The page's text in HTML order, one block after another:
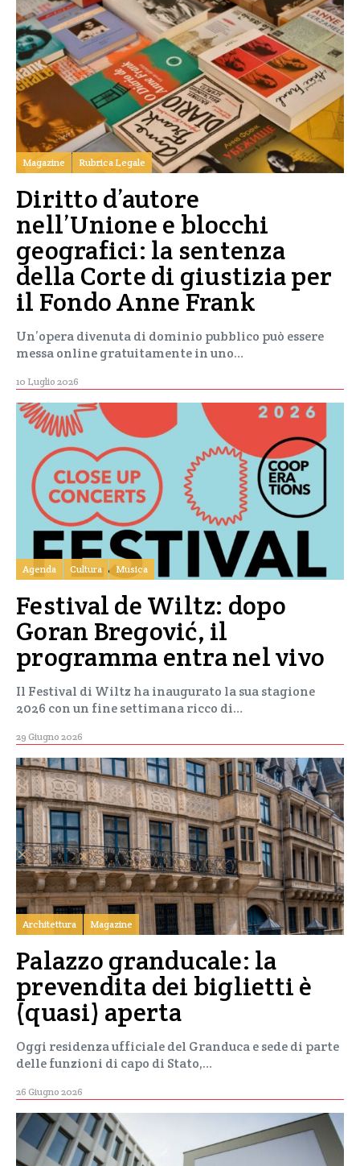
Magazine Rubrica Legale
Diritto d’autore
nell’Unione e blocchi
geografici: la sentenza
della Corte di giustizia per
il Fondo Anne Frank
Un’opera divenuta di dominio pubblico può essere
messa online gratuitamente in uno…
10 Luglio 2026
Agenda Cultura Musica
Festival de Wiltz: dopo
Goran Bregović, il
programma entra nel vivo
Il Festival di Wiltz ha inaugurato la sua stagione
2026 con un fine settimana ricco di…
29 Giugno 2026
Architettura Magazine
Palazzo granducale: la
prevendita dei biglietti è
(quasi) aperta
Oggi residenza ufficiale del Granduca e sede di parte
delle funzioni di capo di Stato,…
26 Giugno 2026